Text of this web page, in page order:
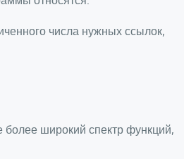
числа нужных ссылок,
широкий спектр функций,